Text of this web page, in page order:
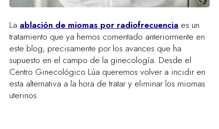
La ablación de miomas por radiofrecuencia es un
tratamiento que ya hemos comentado anteriormente en
este blog, precisamente por los avances que ha
supuesto en el campo de la ginecología. Desde el
Centro Ginecológico Lúa queremos volver a incidir en
esta alternativa a la hora de tratar y eliminar los miomas
uterinos.